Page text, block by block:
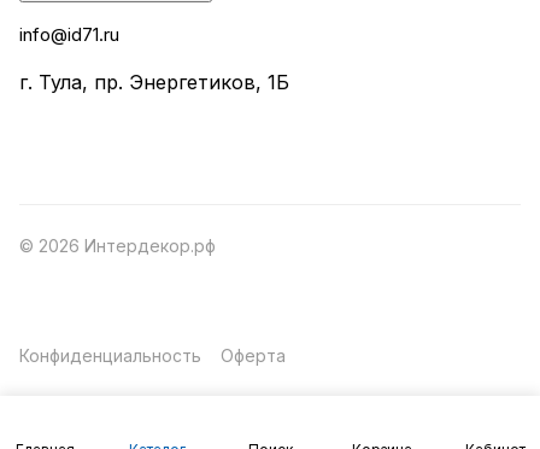
info@id71.ru
г. Тула, пр. Энергетиков, 1Б
© 2026 Интердекор.рф
Конфиденциальность Оферта